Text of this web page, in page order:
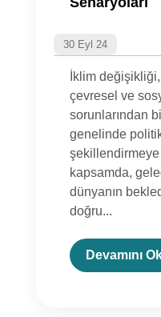
30 Eyl 24
İklim
çevresel ve
sorunlarından
genelinde
kapsamda,
dünyanın
doğru...
Devamını